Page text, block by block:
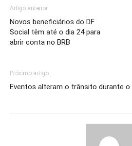
Artigo anterior
Novos beneficiários do DF
Social têm até o dia 24 para
abrir conta no BRB
Próximo artigo
Eventos alteram o trânsito durante